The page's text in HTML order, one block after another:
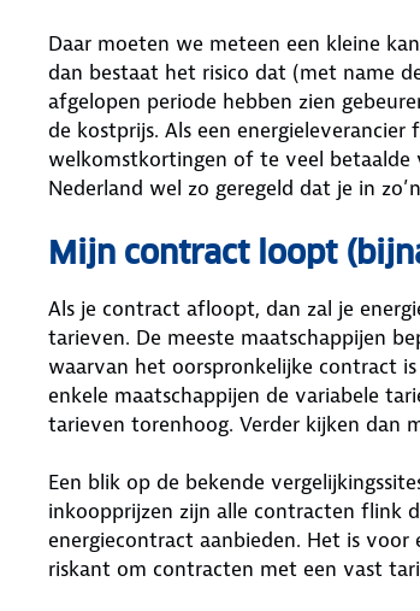
Daar moeten we meteen een kleine
dan bestaat het risico dat (met name
afgelopen periode hebben zien
de kostprijs. Als een
welkomstkortingen of te veel betaalde
Nederland wel zo geregeld dat je in
Mijn contract loopt
Als je contract afloopt, dan zal je
tarieven. De meeste maatschappijen
waarvan het oorspronkelijke contract
enkele maatschappijen de variabele
tarieven torenhoog. Verder kijken dan
Een blik op de bekende
inkoopprijzen zijn alle contracten flink
energiecontract aanbieden. Het is
riskant om contracten met een vast